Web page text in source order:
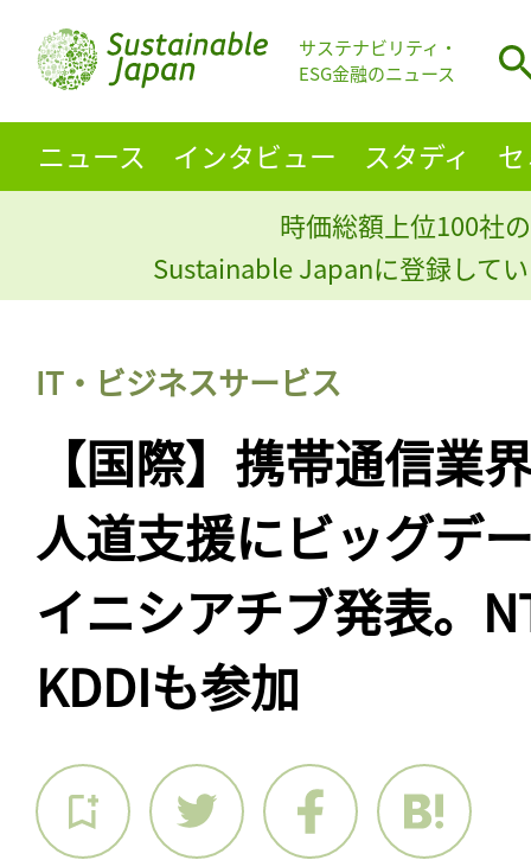
サステナビリティ・
ESG金融のニュース
ニュース インタビュー スタディ
時価総額上位100社
Sustainable Japanに登録して
IT・ビジネスサービス
【国際】携帯通信業
人道支援にビッグデ
イニシアチブ発表。
KDDIも参加